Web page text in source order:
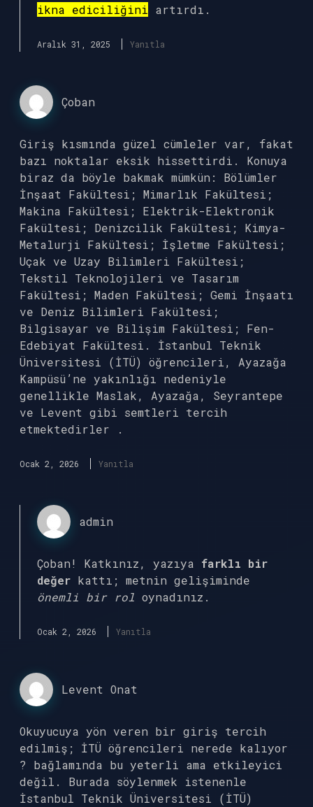
ikna ediciliğini artırdı.
Aralık 31, 2025 Yanıtla
Çoban
Giriş kısmında güzel cümleler var, fakat
bazı noktalar eksik hissettirdi. Konuya
biraz da böyle bakmak mümkün: Bölümler
İnşaat Fakültesi; Mimarlık Fakültesi;
Makina Fakültesi; Elektrik-Elektronik
Fakültesi; Denizcilik Fakültesi; Kimya-
Metalurji Fakültesi; İşletme Fakültesi;
Uçak ve Uzay Bilimleri Fakültesi;
Tekstil Teknolojileri ve Tasarım
Fakültesi; Maden Fakültesi; Gemi İnşaatı
ve Deniz Bilimleri Fakültesi;
Bilgisayar ve Bilişim Fakültesi; Fen-
Edebiyat Fakültesi. İstanbul Teknik
Üniversitesi (İTÜ) öğrencileri, Ayazağa
Kampüsü’ne yakınlığı nedeniyle
genellikle Maslak, Ayazağa, Seyrantepe
ve Levent gibi semtleri tercih
etmektedirler .
Ocak 2, 2026 Yanıtla
admin
Çoban! Katkınız, yazıya farklı bir
değer kattı; metnin gelişiminde
önemli bir rol oynadınız.
Ocak 2, 2026 Yanıtla
Levent Onat
Okuyucuya yön veren bir giriş tercih
edilmiş; İTÜ öğrencileri nerede kalıyor
? bağlamında bu yeterli ama etkileyici
değil. Burada söylenmek istenenle
İstanbul Teknik Üniversitesi (İTÜ)